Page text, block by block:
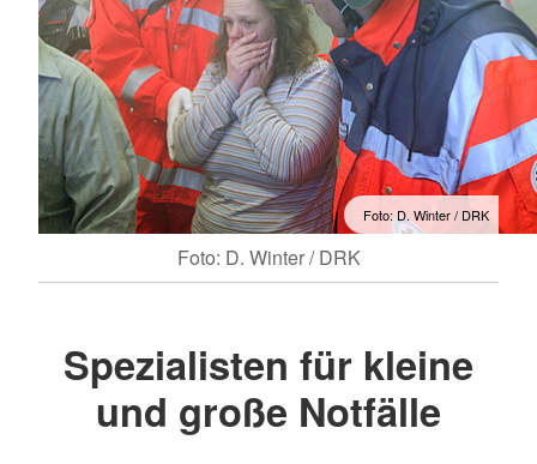
Foto: D. Winter / DRK
Foto: D. Winter / DRK
Spezialisten für kleine
und große Notfälle